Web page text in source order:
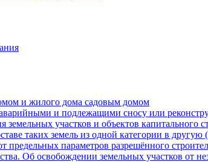
и жилого дома садовым домом
и подлежащими сносу или
участков и объектов капитального
таких земель из одной категории в другую
параметров разрешённого
Об освобождении земельных участков от